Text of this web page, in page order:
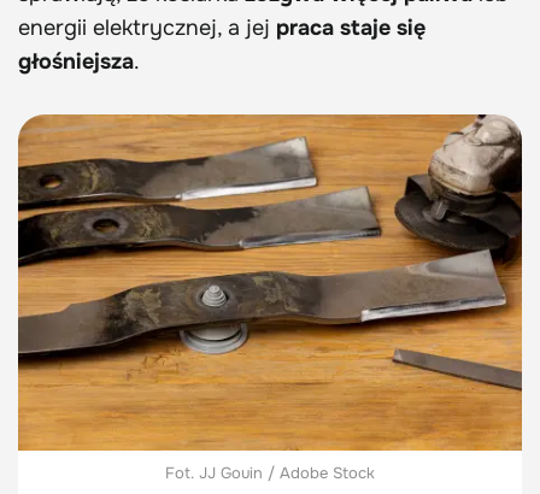
energii elektrycznej, a jej praca staje się
głośniejsza.
Fot. JJ Gouin / Adobe Stock